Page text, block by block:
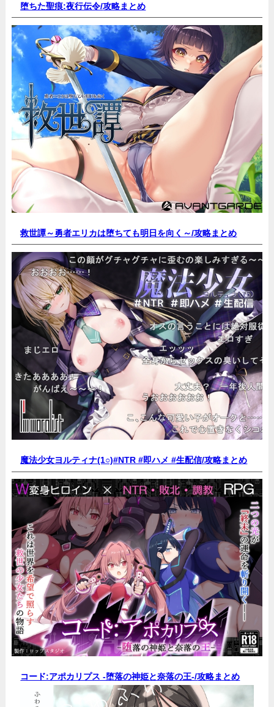
堕ちた聖痕:夜行伝令/攻略まとめ
救世譚～勇者エリカは堕ちても明日を向く～/攻略まとめ
魔法少女ヨルティナ(1○)#NTR #即ハメ #生配信/攻略まとめ
コード:アポカリプス -堕落の神姫と奈落の王-/攻略まとめ